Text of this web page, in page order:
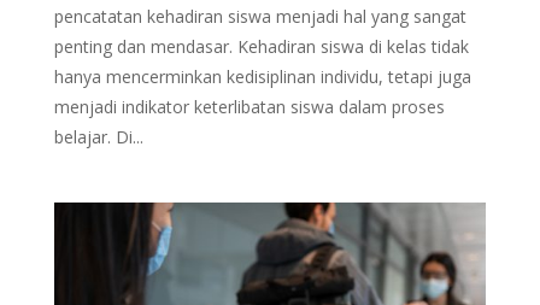
pencatatan kehadiran siswa menjadi hal yang sangat
penting dan mendasar. Kehadiran siswa di kelas tidak
hanya mencerminkan kedisiplinan individu, tetapi juga
menjadi indikator keterlibatan siswa dalam proses
belajar. Di...